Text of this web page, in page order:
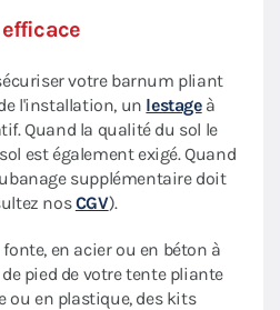
votre barnum pliant
l'installation, un lestageà
Quand la qualité du sol le
est également exigé. Quand
supplémentaire doit
nosCGV).
en acier ou en béton à
pied de votre tente pliante
ou en plastique, des kits